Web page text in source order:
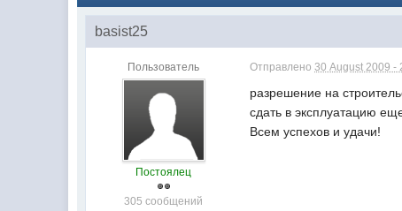
basist25
Пользователь
Постоялец
305 сообщений
Отправлено30 August 2009 -
разрешение на
сдать в эксплуатацию
Всем успехов и удачи!